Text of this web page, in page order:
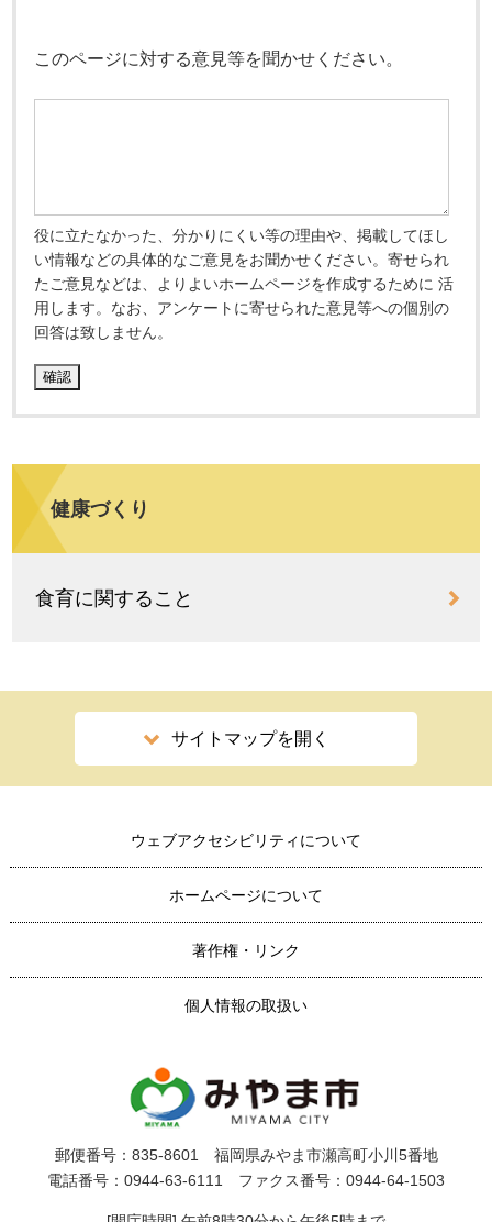
このページに対する意見等を聞かせください。
役に立たなかった、分かりにくい等の理由や、掲載してほし
い情報などの具体的なご意見をお聞かせください。寄せられ
たご意見などは、よりよいホームページを作成するために 活
用します。なお、アンケートに寄せられた意見等への個別の
回答は致しません。
健康づくり
食育に関すること
サイトマップを開く
ウェブアクセシビリティについて
ホームページについて
著作権・リンク
個人情報の取扱い
郵便番号：835-8601 福岡県みやま市瀬高町小川5番地
電話番号：0944-63-6111 ファクス番号：0944-64-1503